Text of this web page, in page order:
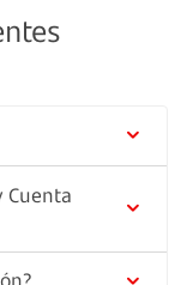
de confianza
las
cantidades de
Cuenta